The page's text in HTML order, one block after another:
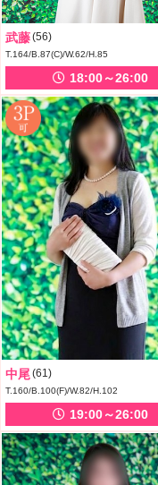
武藤(56)
T.164/B.87(C)/W.62/H.85
18:00～26:00
中尾(61)
T.160/B.100(F)/W.82/H.102
19:00～26:00